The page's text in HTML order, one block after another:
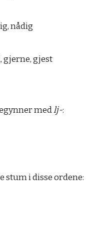
nådig
gjerne, gjest
medlj-:
stum i disse ordene: